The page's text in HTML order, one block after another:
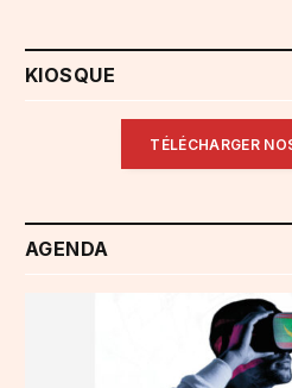
KIOSQUE
TÉLÉCHARGER
AGENDA